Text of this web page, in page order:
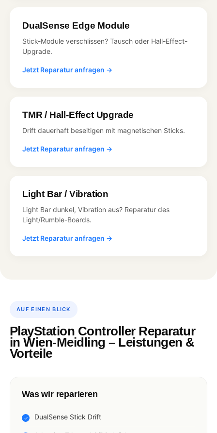
DualSense Edge Module
Stick-Module verschlissen? Tausch oder Hall-Effect-
Upgrade.
Jetzt Reparatur anfragen →
TMR / Hall-Effect Upgrade
Drift dauerhaft beseitigen mit magnetischen Sticks.
Jetzt Reparatur anfragen →
Light Bar / Vibration
Light Bar dunkel, Vibration aus? Reparatur des
Light/Rumble-Boards.
Jetzt Reparatur anfragen →
AUF EINEN BLICK
PlayStation Controller Reparatur
in Wien-Meidling – Leistungen &
Vorteile
Was wir reparieren
DualSense Stick Drift